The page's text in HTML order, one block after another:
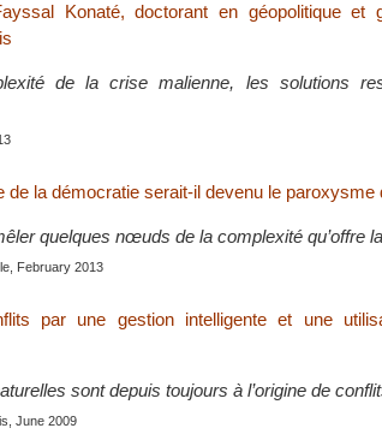
Konaté, doctorant en géopolitique et
de la crise malienne, les solutions
de la démocratie serait-il devenu le paroxysme
quelques nœuds de la complexité qu’offre
February 2013
par une gestion intelligente et une
sont depuis toujours à l’origine de
June 2009